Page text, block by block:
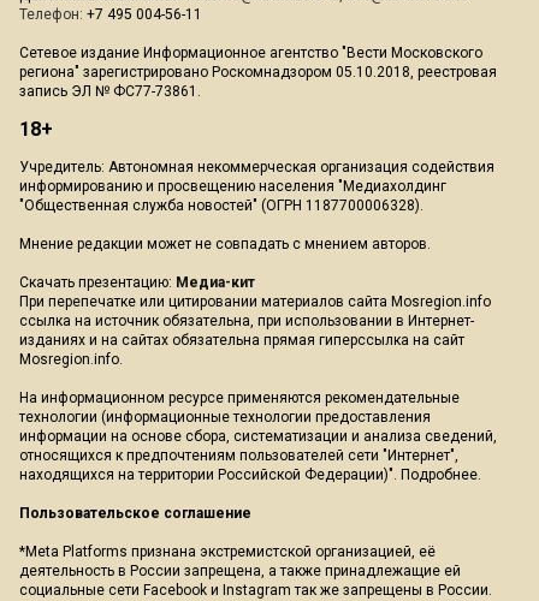
ПРОИСШЕСТВИЯ
Как выяснилось, электронная сигарета
несколько дней пролежала на солнцепёке.
Об этом информирует ТГ-Канал SHOT. На
вейп в своём почтовом ящике.
оставила её на террасе на улице. Подросток
наткнулся на электронку, забрал её,
пообещав пенсионерке, что позже вернёт.
Бабушка как-раз за это время придумает
парня тяжелыми травмами, взорвавшись
прямо во рту мальчика.
Очевидцы рассказывают о мощном взрыве
вейпа, который они услышали на расстоянии
десятков метров. Со слов бабушки, мальчик
её в ящик для почты.
Ранее Вести Московского региона
сообщали, что в больнице умер мальчик 7
лет, который попал на самокате под
иномарку. Медики боролись за жизнь